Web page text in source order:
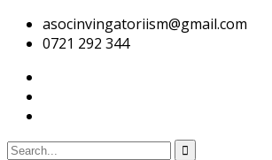
asocinvingatoriism@gmail.com
0721 292 344